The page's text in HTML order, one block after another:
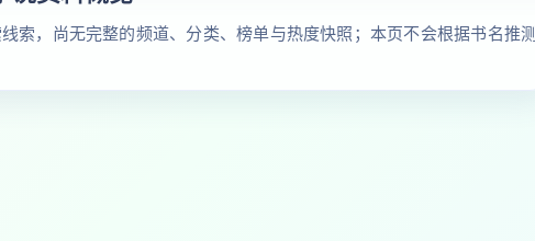
索，尚无完整的频道、分类、榜单与热度快照；本页不会根据书名推测